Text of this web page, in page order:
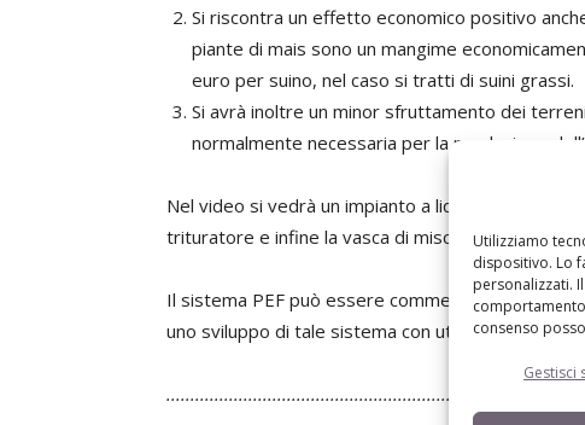
Utilizziamo
dispositivo. Lo
personalizzati.
consenso
Gestisci
Si riscontra un effetto economico positivo
piante di mais sono un mangime
euro per suino, nel caso si tratti di suini grassi.
Si avrà inoltre un minor sfruttamento dei
normalmente necessaria per la produzione
Nel video si vedrà un impianto a liquido con
trituratore e infine la vasca di miscelazione per
Il sistema PEF può essere commercializzato
uno sviluppo di tale sistema con utilizzo di altri
.......................................................................